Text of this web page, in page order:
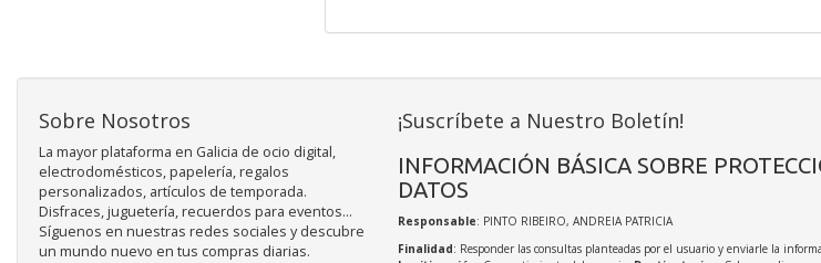
Sobre Nosotros
La mayor plataforma en Galicia de ocio digital,
electrodomésticos, papelería, regalos
personalizados, artículos de temporada.
Disfraces, juguetería, recuerdos para eventos...
Síguenos en nuestras redes sociales y descubre
un mundo nuevo en tus compras diarias.
¡Suscríbete a Nuestro Boletín!
INFORMACIÓN BÁSICA SOBRE
DATOS
Responsable: PINTO RIBEIRO, ANDREIA PATRICIA
Finalidad: Responder las consultas planteadas por el usuario y enviarle la